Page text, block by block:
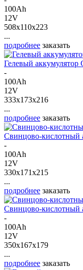
100Ah
12V
508x110x223
...
подробнее заказать
Гелевый аккумулятор
-
100Ah
12V
333x173x216
...
подробнее заказать
Свинцово-кислотный
-
100Ah
12V
330x171x215
...
подробнее заказать
Свинцово-кислотный
-
100Ah
12V
350x167x179
...
подробнее заказать